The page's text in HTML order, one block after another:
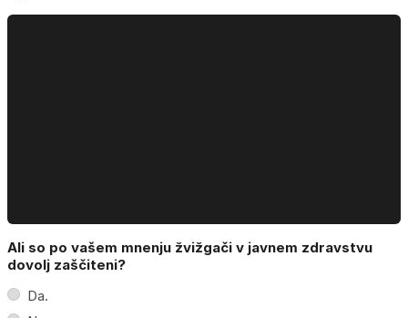
Ali so po vašem mnenju žvižgači v javnem zdravstvu
dovolj zaščiteni?
Da.